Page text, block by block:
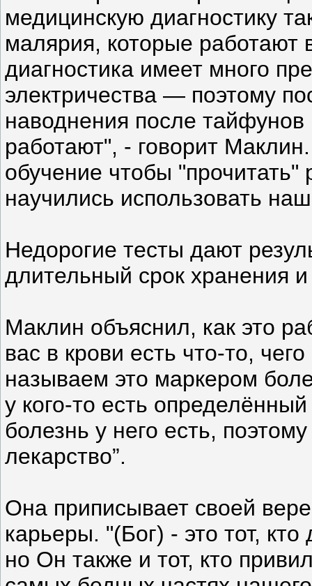
медицинскую диагностику
малярия, которые работают
диагностика имеет много
электричества — поэтому
наводнения после
работают", - говорит
обучение чтобы
научились использовать
Недорогие тесты дают
длительный срок хранения
Маклин объяснил, как это
вас в крови есть что-то,
называем это маркером
у кого-то есть
болезнь у него есть,
лекарство”.
Она приписывает своей
карьеры. "(Бог) - это тот,
но Он также и тот, кто